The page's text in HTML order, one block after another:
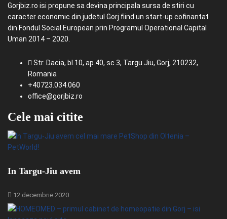
Gorjbiz.ro isi propune sa devina principala sursa de stiri cu
caracter economic din judetul Gorj fiind un start-up cofinantat
din Fondul Social European prin Programul Operational Capital
Uman 2014 – 2020.
Str. Dacia, bl.10, ap.40, sc.3, Targu Jiu, Gorj, 210232,
Romania
+40723.034.060
office@gorjbiz.ro
Cele mai citite
In Targu-Jiu avem
12 decembrie 2020